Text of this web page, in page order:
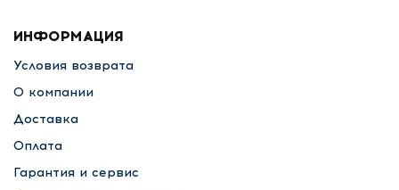
ИНФОРМАЦИЯ
Условия возврата
О компании
Доставка
Оплата
Гарантия и сервис